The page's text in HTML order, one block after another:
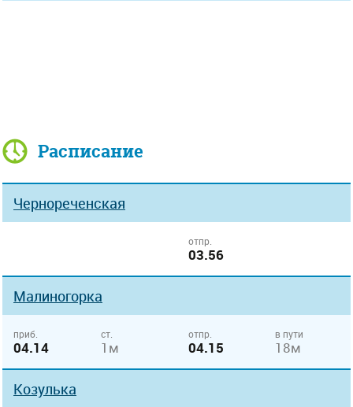
Расписание
Чернореченская
отпр.
03.56
Малиногорка
приб.
04.14
ст.
1м
отпр.
04.15
в пути
18м
Козулька